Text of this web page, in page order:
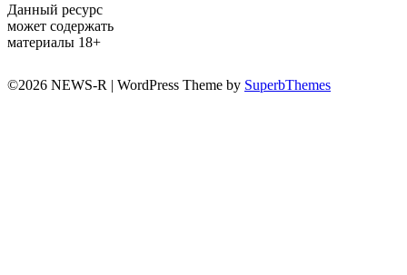
Данный ресурс
может содержать
материалы 18+
©2026 NEWS-R | WordPress Theme by SuperbThemes